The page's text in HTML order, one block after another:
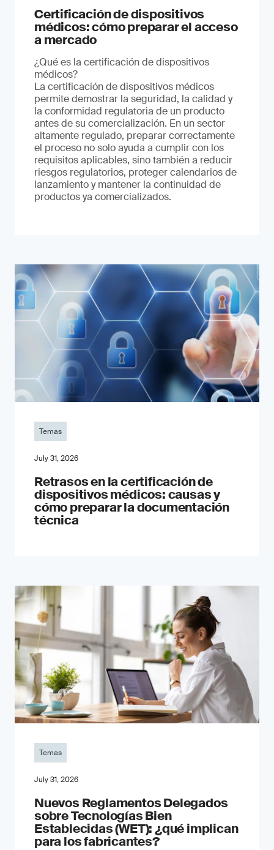
Certificación de dispositivos
médicos: cómo preparar el acceso
a mercado
¿Qué es la certificación de dispositivos
médicos?
La certificación de dispositivos médicos
permite demostrar la seguridad, la calidad y
la conformidad regulatoria de un producto
antes de su comercialización. En un sector
altamente regulado, preparar correctamente
el proceso no solo ayuda a cumplir con los
requisitos aplicables, sino también a reducir
riesgos regulatorios, proteger calendarios de
lanzamiento y mantener la continuidad de
productos ya comercializados.
Temas
July 31, 2026
Retrasos en la certificación de
dispositivos médicos: causas y
cómo preparar la documentación
técnica
Temas
July 31, 2026
Nuevos Reglamentos Delegados
sobre Tecnologías Bien
Establecidas (WET): ¿qué implican
para los fabricantes?